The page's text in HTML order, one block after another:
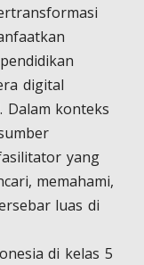
digital
Dalam konteks
yang
memahami,
luas di
di kelas 5